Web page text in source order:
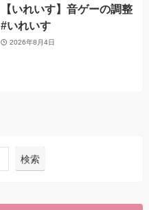
【いれいす】音ゲーの調整
#いれいす
2026年8月4日
検索